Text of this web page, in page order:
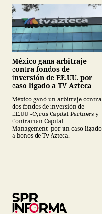
México gana arbitraje
contra fondos de
inversión de EE.UU. por
caso ligado a TV Azteca
México ganó un arbitraje contra
dos fondos de inversión de
EE.UU -Cyrus Capital Partners y
Contrarian Capital
Management- por un caso ligado
a bonos de Tv Azteca.